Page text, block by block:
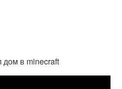
дом в minecraft